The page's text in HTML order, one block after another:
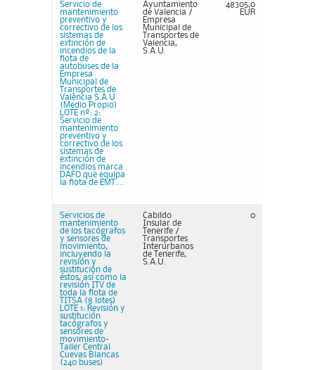
Servicio de
mantenimiento
preventivo y
correctivo de los
sistemas de
extinción de
incendios de la
flota de
autobuses de la
Empresa
Municipal de
Transportes de
València S.A.U
(Medio Propio)
LOTE nº: 2:
Servicio de
mantenimiento
preventivo y
correctivo de los
sistemas de
extinción de
incendios marca
DAFO que equipa
la flota de EMT....
Ayuntamiento
de Valencia /
Empresa
Municipal de
Transportes de
Valencia,
S.A.U.
48305,0
EUR
Servicios de
mantenimiento
de los tacógrafos
y sensores de
movimiento,
incluyendo la
revisión y
sustitución de
éstos, así como la
revisión ITV de
toda la flota de
TITSA (8 lotes)
LOTE 1: Revisión y
sustitución
tacógrafos y
sensores de
movimiento-
Taller Central
Cuevas Blancas
(240 buses)
Cabildo
Insular de
Tenerife /
Transportes
Interurbanos
de Tenerife,
S.A.U.
0